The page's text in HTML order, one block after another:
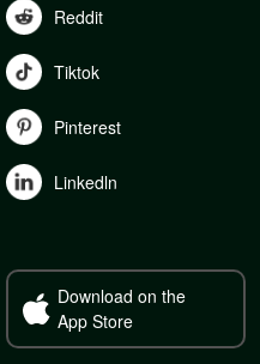
Reddit
Tiktok
Pinterest
Linkedln
Download on the
App Store